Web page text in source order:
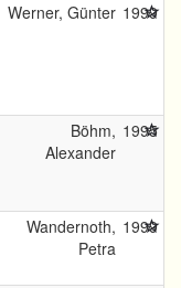
Werner, Günter 1999
Böhm,
Alexander
1995
Wandernoth,
Petra
1999